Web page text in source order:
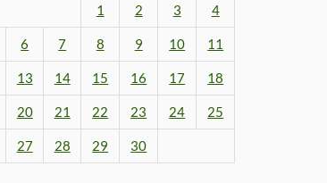
1 2 3 4
6 7 8 9 10 11
13 14 15 16 17 18
20 21 22 23 24 25
27 28 29 30